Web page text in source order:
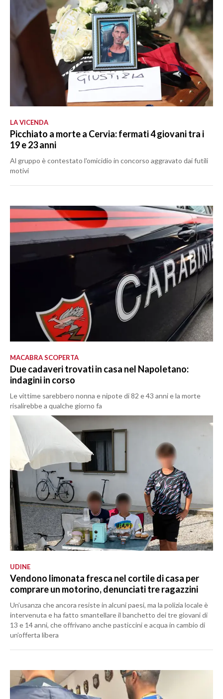
LA VICENDA
Picchiato a morte a Cervia: fermati 4 giovani tra i
19 e 23 anni
Al gruppo è contestato l'omicidio in concorso aggravato dai futili
motivi
MACABRA SCOPERTA
Due cadaveri trovati in casa nel Napoletano:
indagini in corso
Le vittime sarebbero nonna e nipote di 82 e 43 anni e la morte
risalirebbe a qualche giorno fa
UDINE
Vendono limonata fresca nel cortile di casa per
comprare un motorino, denunciati tre ragazzini
Un’usanza che ancora resiste in alcuni paesi, ma la polizia locale è
intervenuta e ha fatto smantellare il banchetto dei tre giovani di
13 e 14 anni, che offrivano anche pasticcini e acqua in cambio di
un’offerta libera